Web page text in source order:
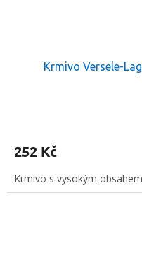
Krmivo Versele-
252 Kč
Krmivo s vysokým